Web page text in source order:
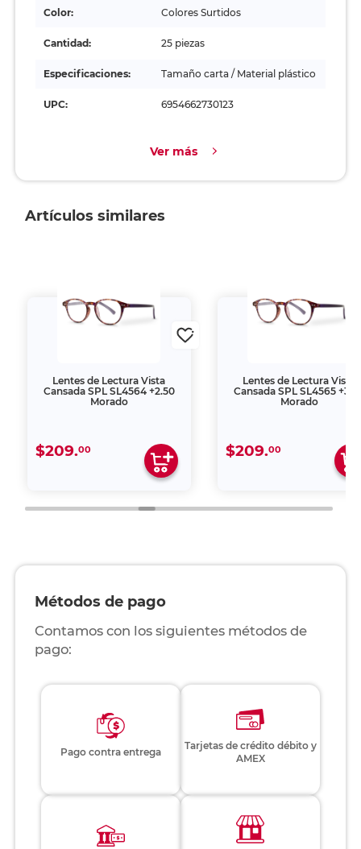
Color: Colores Surtidos
Cantidad: 25 piezas
Especificaciones: Tamaño carta / Material plástico
UPC: 6954662730123
Ver más
Artículos similares
Lentes de Lectura Vista
Cansada SPL SL4564 +2.50
Morado
$209.00
Lentes de Lectura Vista
Cansada SPL SL4565
Morado
$209.00
Métodos de pago
Contamos con los siguientes métodos de
pago:
Pago contra entrega
Tarjetas de crédito débito y
AMEX